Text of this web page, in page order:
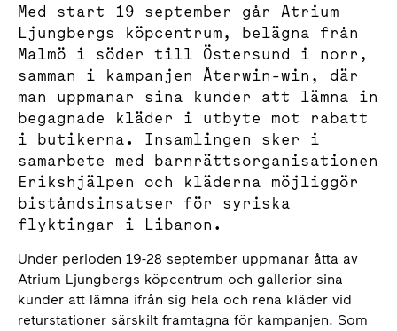
Med start 19 september går Atrium
Ljungbergs köpcentrum, belägna från
Malmö i söder till Östersund i norr,
samman i kampanjen Återwin-win, där
man uppmanar sina kunder att lämna in
begagnade kläder i utbyte mot rabatt
i butikerna. Insamlingen sker i
samarbete med barnrättsorganisationen
Erikshjälpen och kläderna möjliggör
biståndsinsatser för syriska
flyktingar i Libanon.
Under perioden 19-28 september uppmanar åtta av
Atrium Ljungbergs köpcentrum och gallerior sina
kunder att lämna ifrån sig hela och rena kläder vid
returstationer särskilt framtagna för kampanjen. Som